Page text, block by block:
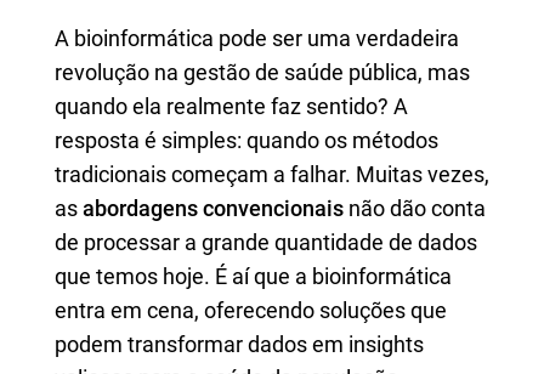
A bioinformática pode ser uma verdadeira
revolução na gestão de saúde pública, mas
quando ela realmente faz sentido? A
resposta é simples: quando os métodos
tradicionais começam a falhar. Muitas vezes,
asabordagens convencionais não dão conta
de processar a grande quantidade de dados
que temos hoje. É aí que a bioinformática
entra em cena, oferecendo soluções que
podem transformar dados em insights